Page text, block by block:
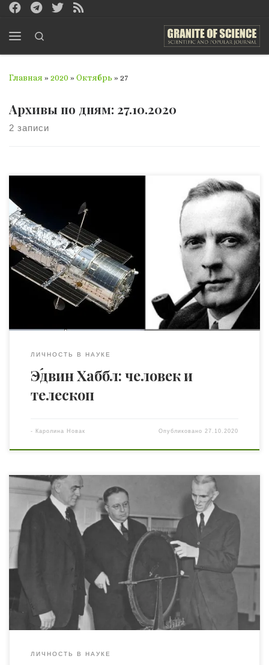
Перейти к содержимому
Главная » 2020 » Октябрь » 27
Архивы по дням: 27.10.2020
2 записи
В 1990 году на орбиту был выведен знаменитый
телескоп под названием Хаббл – Hubble. Это имя
досталось ему от одного из наиболее влиятельных
астрономов и космологов в XX веке, который внёс
решающий вклад в понимание структуры космоса:
именно Эдвин Пауэлл Хаббл доказал, что, кроме
нашего Млечного Пути, существуют и другие галактики.
Эдвин […]
ЛИЧНОСТЬ В НАУКЕ
Э́двин Хаббл: человек и
телескоп
- Каролина Новак Опубликовано 27.10.2020
«Я придерживаюсь той мысли, что есть такое явление,
которое мы привыкли называть электричеством.
Вопрос состоит в том, что это за явление? или: что из
всего того, о существовании чего нам известно,
наиболее подходит под определение электричества?
Мы знаем, что оно ведет себя как несжимаемая
жидкость; что в природе оно должно […]
ЛИЧНОСТЬ В НАУКЕ